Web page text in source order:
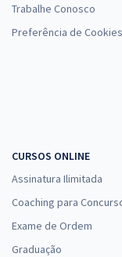
Trabalhe Conosco
Preferência de Cookies
CURSOS ONLINE
Assinatura Ilimitada
Coaching para
Exame de Ordem
Graduação